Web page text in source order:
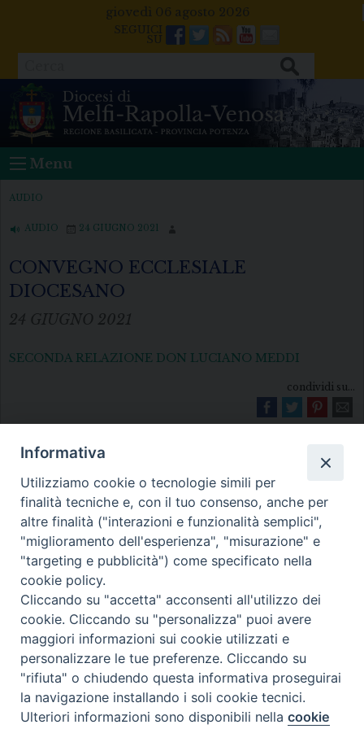
giovedì 06 agosto 2026
Facebook
Twitter
FeedsYoutube
Mail
Menu
AUDIO
AUDIO 24 GIUGNO 2021
CONVEGNO ECCLESIALE
DIOCESANO
24 GIUGNO 2021
SECONDA RELAZIONE DON LUCIANO MEDDI
condividi su...
Diocesi di Melfi Rapolla Venosa
• Largo Duomo, 12 - 85025 MELFI (PZ) •
Tel. 0972238604
PEC ufficiale della Diocesi:
diocesi.melfi_rapolla_venosa@legalmail.it
Preferenze Cookie
Informativa
Utilizziamo cookie o tecnologie simili per
finalità tecniche e, con il tuo consenso, anche per
altre finalità ("interazioni e funzionalità semplici",
"miglioramento dell'esperienza", "misurazione" e
"targeting e pubblicità") come specificato nella
cookie policy.
Cliccando su "accetta" acconsenti all'utilizzo dei
cookie. Cliccando su "personalizza" puoi avere
maggiori informazioni sui cookie utilizzati e
personalizzare le tue preferenze. Cliccando su
"rifiuta" o chiudendo questa informativa proseguirai
la navigazione installando i soli cookie tecnici.
Ulteriori informazioni sono disponibili nellacookie